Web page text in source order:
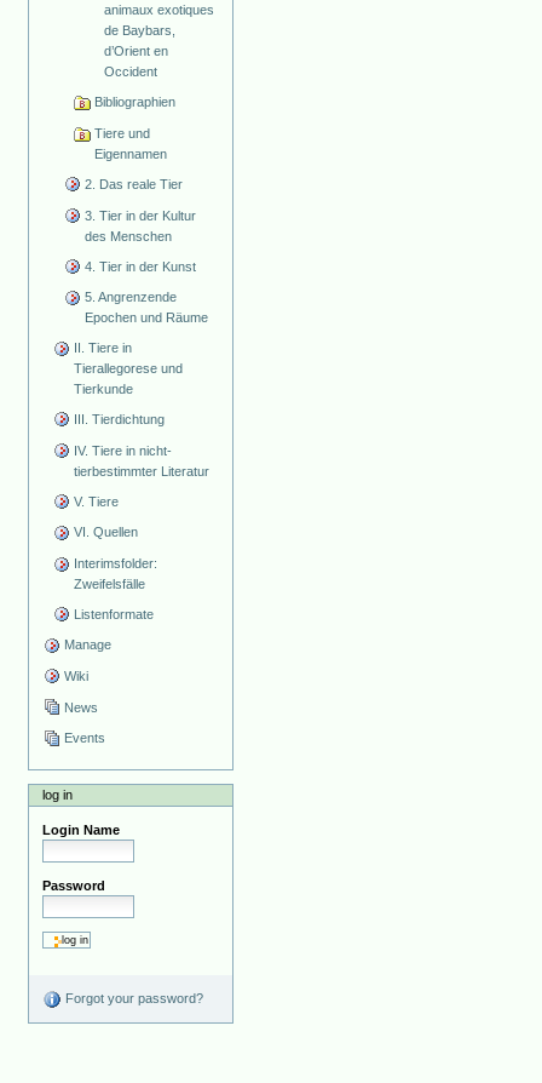
animaux exotiques
de Baybars,
d’Orient en
Occident
Bibliographien
Tiere und
Eigennamen
2. Das reale Tier
3. Tier in der Kultur
des Menschen
4. Tier in der Kunst
5. Angrenzende
Epochen und Räume
II. Tiere in
Tierallegorese und
Tierkunde
III. Tierdichtung
IV. Tiere in nicht-
tierbestimmter Literatur
V. Tiere
VI. Quellen
Interimsfolder:
Zweifelsfälle
Listenformate
Manage
Wiki
News
Events
log in
Login Name
Password
Forgot your password?